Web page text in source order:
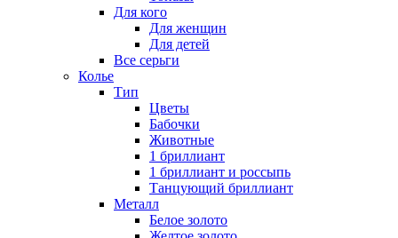
Для кого
Для женщин
Для детей
Все серьги
Колье
Тип
Цветы
Бабочки
Животные
1 бриллиант
1 бриллиант и россыпь
Танцующий бриллиант
Металл
Белое золото